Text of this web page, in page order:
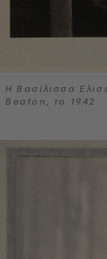
Η Βασίλισσα
Beaton, το 1942